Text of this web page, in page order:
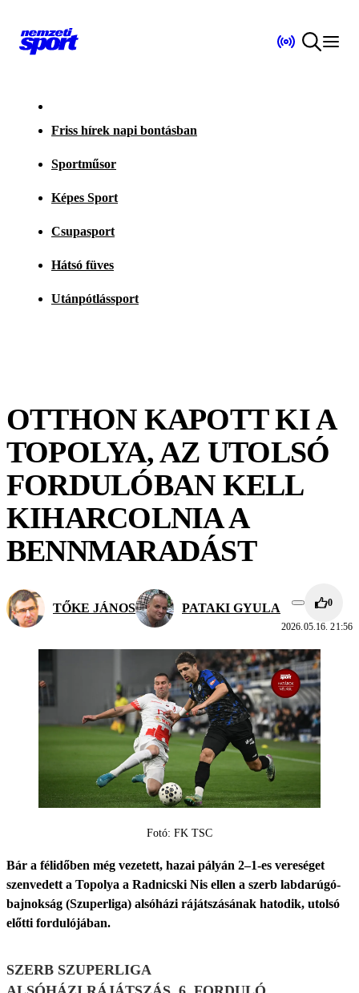
Friss hírek napi bontásban
Sportműsor
Képes Sport
Csupasport
Hátsó füves
Utánpótlássport
OTTHON KAPOTT KI A
TOPOLYA, AZ UTOLSÓ
FORDULÓBAN KELL
KIHARCOLNIA A
BENNMARADÁST
TŐKE JÁNOS PATAKI GYULA 0
2026.05.16. 21:56
Fotó: FK TSC
Bár a félidőben még vezetett, hazai pályán 2–1-es vereséget
szenvedett a Topolya a Radnicski Nis ellen a szerb labdarúgó-
bajnokság (Szuperliga) alsóházi rájátszásának hatodik, utolsó
előtti fordulójában.
SZERB SZUPERLIGA